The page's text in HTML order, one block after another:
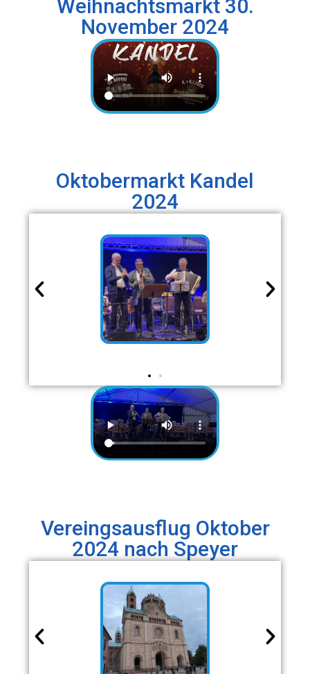
Weihnachtsmarkt 30.
November 2024
Oktobermarkt Kandel
2024
Vereingsausflug Oktober
2024 nach Speyer